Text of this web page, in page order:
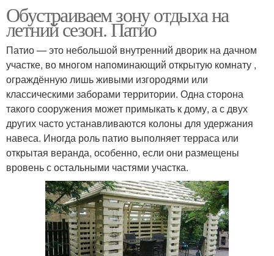
Обустраиваем зону отдыха на
летний сезон. Патио
Патио — это небольшой внутренний дворик на дачном
участке, во многом напоминающий открытую комнату ,
ограждённую лишь живыми изгородями или
классическими заборами территории. Одна сторона
такого сооружения может примыкать к дому, а с двух
других часто устанавливаются колоны для удержания
навеса. Иногда роль патио выполняет терраса или
открытая веранда, особенно, если они размещены
вровень с остальными частями участка.